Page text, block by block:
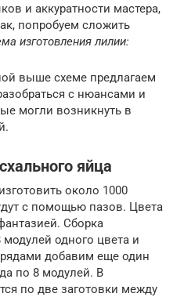
и аккуратности мастера,
попробуем сложить
изготовления лилии:
выше схеме предлагаем
с нюансами и
могли возникнуть в
яйца
около 1000
с помощью пазов. Цвета
Сборка
модулей одного цвета и
добавим еще один
по 8 модулей. В
по две заготовки между